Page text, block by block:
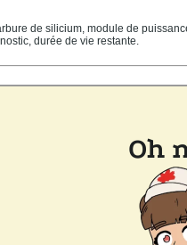
de silicium, module de
durée de vie restante.